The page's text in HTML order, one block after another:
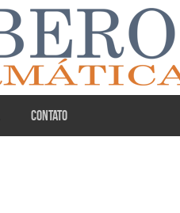
CONTATO